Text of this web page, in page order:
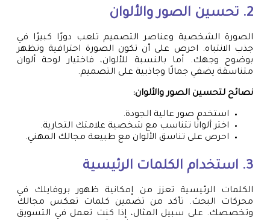
2. تحسين الصور والألوان
الصورة الشخصية وعناصر التصميم تلعب دورًا كبيرًا في
جذب الانتباه. احرص على أن تكون الصورة احترافية وتظهر
بوضوح وجهك. أما بالنسبة للألوان، فاختيار لوحة ألوان
متناسقة يضفي جمالًا وجاذبية على التصميم.
نصائح لتحسين الصور والألوان:
استخدم صور عالية الجودة.
اختر ألوانًا تتناسب مع شخصية علامتك التجارية.
احرص على تناسق الألوان مع طبيعة مجالك المهني.
3. استخدام الكلمات الرئيسية
الكلمات الرئيسية تعزز من إمكانية ظهور بروفايلك في
محركات البحث. تأكد من تضمين كلمات تعكس مجالك
وتخصصك. على سبيل المثال، إذا كنت تعمل في التسويق